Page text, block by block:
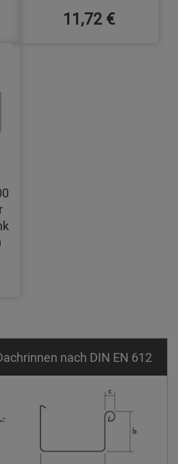
11,72 €
nach DIN EN 612